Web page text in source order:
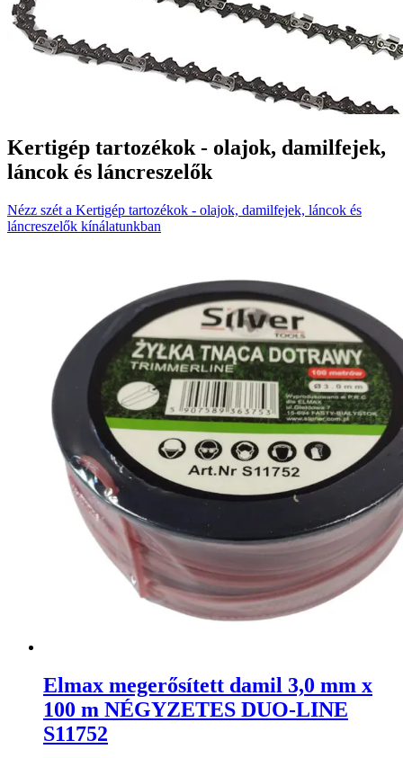
Kertigép tartozékok - olajok, damilfejek,
láncok és láncreszelők
Nézz szét a Kertigép tartozékok - olajok, damilfejek, láncok és
láncreszelők kínálatunkban
Elmax megerősített damil 3,0 mm x
100 m NÉGYZETES DUO-LINE
S11752